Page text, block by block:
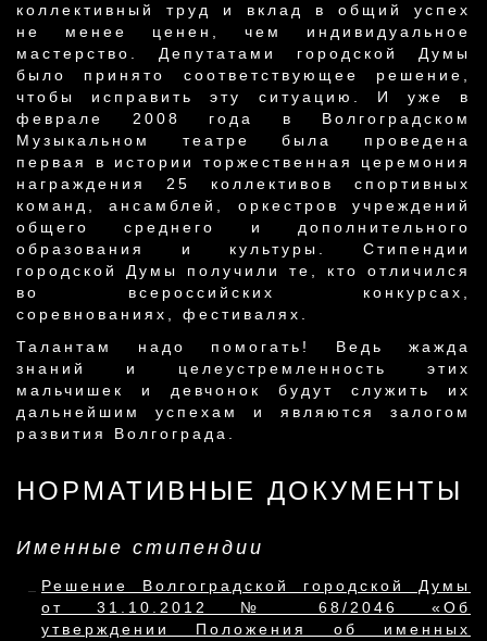
коллективный труд и вклад в общий успех
не менее ценен, чем индивидуальное
мастерство. Депутатами городской Думы
было принято соответствующее решение,
чтобы исправить эту ситуацию. И уже в
феврале 2008 года в Волгоградском
Музыкальном театре была проведена
первая в истории торжественная церемония
награждения 25 коллективов спортивных
команд, ансамблей, оркестров учреждений
общего среднего и дополнительного
образования и культуры. Стипендии
городской Думы получили те, кто отличился
во всероссийских конкурсах,
соревнованиях, фестивалях.
Талантам надо помогать! Ведь жажда
знаний и целеустремленность этих
мальчишек и девчонок будут служить их
дальнейшим успехам и являются залогом
развития Волгограда.
НОРМАТИВНЫЕ ДОКУМЕНТЫ
Именные стипендии
Решение Волгоградской городской Думы
от 31.10.2012 № 68/2046 «Об
утверждении Положения об именных